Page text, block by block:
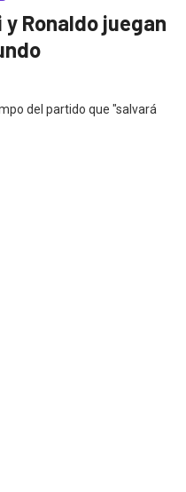
y Ronaldo juegan
del partido que "salvará